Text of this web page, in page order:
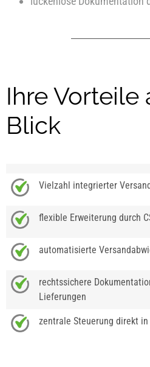
Ihre Vorteile
Blick
Vielzahl integrierter
flexible Erweiterung durch
automatisierte
rechtssichere
Lieferungen
zentrale Steuerung direkt